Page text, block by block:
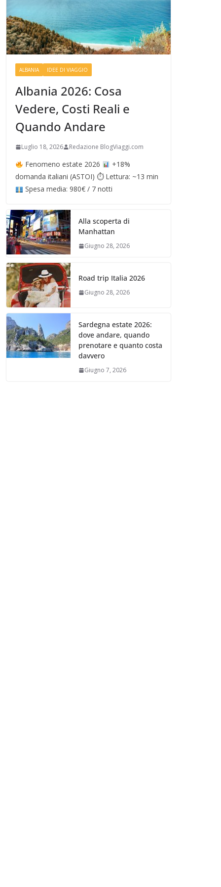
ALBANIA IDEE DI VIAGGIO
Albania 2026: Cosa
Vedere, Costi Reali e
Quando Andare
Luglio 18, 2026 Redazione BlogViaggi.com
Fenomeno estate 2026
+18%
domanda italiani (ASTOI) ⏱ Lettura: ~13 min
Spesa media: 980€ / 7 notti
Alla scoperta di
Manhattan
Giugno 28, 2026
Road trip Italia 2026
Giugno 28, 2026
Sardegna estate 2026:
dove andare, quando
prenotare e quanto costa
davvero
Giugno 7, 2026